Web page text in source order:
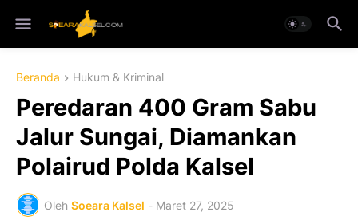
Beranda Hukum & Kriminal
Peredaran 400 Gram Sabu
Jalur Sungai, Diamankan
Polairud Polda Kalsel
Oleh Soeara Kalsel - Maret 27, 2025